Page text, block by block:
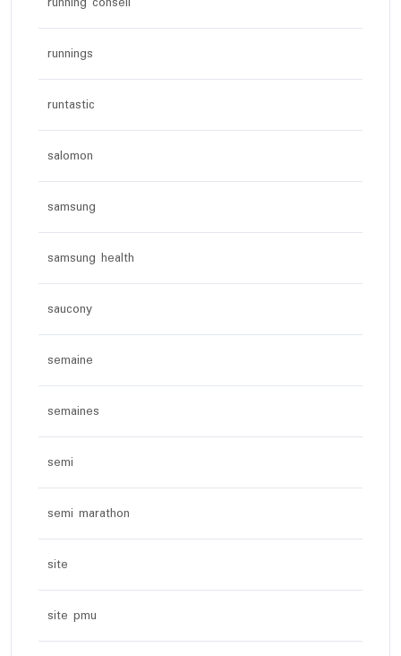
runnings
runtastic
salomon
samsung
samsung health
saucony
semaine
semaines
semi
semi marathon
site
site pmu